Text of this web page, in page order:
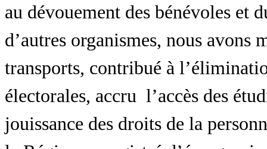
au dévouement des bénévoles et
d’autres organismes, nous avons
transports, contribué à
électorales, accru l’accès des
jouissance des droits de la